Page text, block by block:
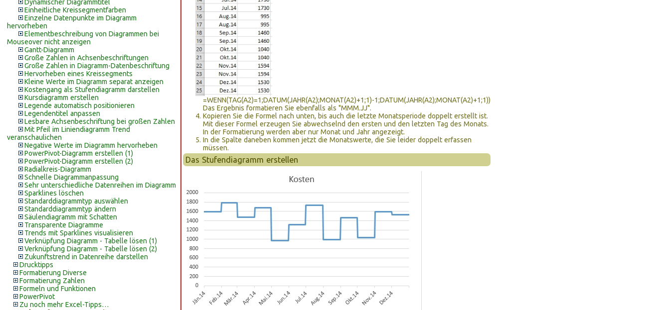
Dynamischer Diagrammtitel
Einheitliche Kreissegmentfarben
Einzelne Datenpunkte im Diagramm
hervorheben
Elementbeschreibung von Diagrammen bei
Mouseover nicht anzeigen
Gantt-Diagramm
Große Zahlen in Achsenbeschriftungen
Große Zahlen in Diagramm-Datenbeschriftung
Hervorheben eines Kreissegments
Kleine Werte im Diagramm separat anzeigen
Kostengang als Stufendiagramm darstellen
Kursdiagramm erstellen
Legende automatisch positionieren
Legendentitel anpassen
Lesbare Achsenbeschriftung bei großen Zahlen
Mit Pfeil im Liniendiagramm Trend
veranschaulichen
Negative Werte im Diagramm hervorheben
PowerPivot-Diagramm erstellen (1)
PowerPivot-Diagramm erstellen (2)
Radialkreis-Diagramm
Schnelle Diagrammanpassung
Sehr unterschiedliche Datenreihen im Diagramm
Sparklines löschen
Standarddiagrammtyp auswählen
Standarddiagrammtyp ändern
Säulendiagramm mit Schatten
Transparente Diagramme
Trends mit Sparklines visualisieren
Verknüpfung Diagramm - Tabelle lösen (1)
Verknüpfung Diagramm - Tabelle lösen (2)
Zukunftstrend in Datenreihe darstellen
Drucktipps
Formatierung Diverse
Formatierung Zahlen
Formeln und Funktionen
PowerPivot
Zu noch mehr Excel-Tipps…
=WENN(TAG(A2)=1;DATUM(JAHR(A2);MONAT(A2)+1;1)-1;DATUM(JAHR(A2);MONAT(A2)+1;1))
Das Ergebnis formatieren Sie ebenfalls als "MMM.JJ".
Kopieren Sie die Formel nach unten, bis auch die letzte Monatsperiode doppelt erstellt ist.
Mit dieser Formel erzeugen Sie abwechselnd den ersten und den letzten Tag des Monats.
In der Formatierung werden aber nur Monat und Jahr angezeigt.
In die Spalte daneben kommen jetzt die Monatswerte, die Sie leider doppelt erfassen
müssen.
Das Stufendiagramm erstellen